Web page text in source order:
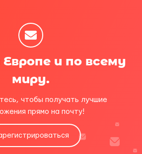
и по всему
миру.
чтобы получать лучшие
прямо на почту!